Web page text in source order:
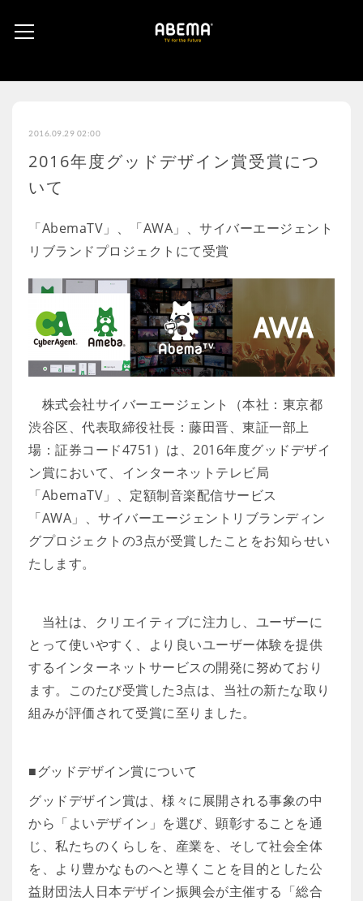
2016.09.29 02:00
2016年度グッドデザイン賞受賞につ
いて
「AbemaTV」、「AWA」、サイバーエージェント
リブランドプロジェクトにて受賞
株式会社サイバーエージェント（本社：東京都
渋谷区、代表取締役社長：藤田晋、東証一部上
場：証券コード4751）は、2016年度グッドデザイ
ン賞において、インターネットテレビ局
「AbemaTV」、定額制音楽配信サービス
「AWA」、サイバーエージェントリブランディン
グプロジェクトの3点が受賞したことをお知らせい
たします。
当社は、クリエイティブに注力し、ユーザーに
とって使いやすく、より良いユーザー体験を提供
するインターネットサービスの開発に努めており
ます。このたび受賞した3点は、当社の新たな取り
組みが評価されて受賞に至りました。
■グッドデザイン賞について
グッドデザイン賞は、様々に展開される事象の中
から「よいデザイン」を選び、顕彰することを通
じ、私たちのくらしを、産業を、そして社会全体
を、より豊かなものへと導くことを目的とした公
益財団法人日本デザイン振興会が主催する「総合